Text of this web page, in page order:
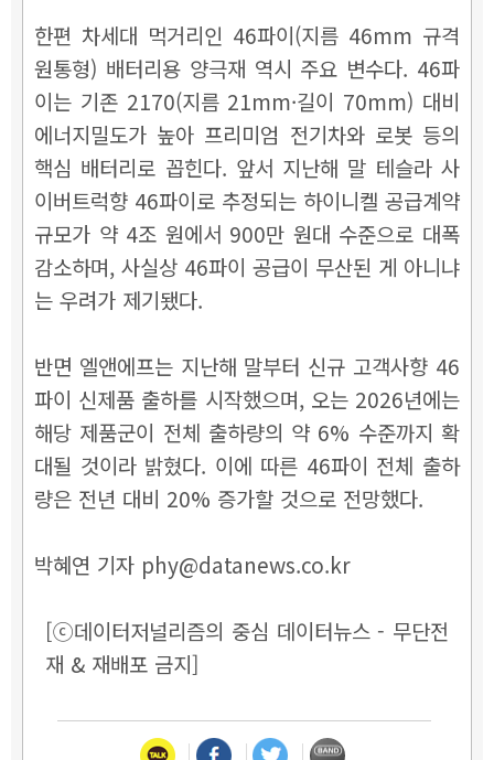
한편 차세대 먹거리인 46파이(지름 46mm 규격
원통형) 배터리용 양극재 역시 주요 변수다. 46파
이는 기존 2170(지름 21mm·길이 70mm) 대비
에너지밀도가 높아 프리미엄 전기차와 로봇 등의
핵심 배터리로 꼽힌다. 앞서 지난해 말 테슬라 사
이버트럭향 46파이로 추정되는 하이니켈 공급계약
규모가 약 4조 원에서 900만 원대 수준으로 대폭
감소하며, 사실상 46파이 공급이 무산된 게 아니냐
는 우려가 제기됐다.
반면 엘앤에프는 지난해 말부터 신규 고객사향 46
파이 신제품 출하를 시작했으며, 오는 2026년에는
해당 제품군이 전체 출하량의 약 6% 수준까지 확
대될 것이라 밝혔다. 이에 따른 46파이 전체 출하
량은 전년 대비 20% 증가할 것으로 전망했다.
박혜연 기자 phy@datanews.co.kr
[ⓒ데이터저널리즘의 중심 데이터뉴스 - 무단전
재 & 재배포 금지]